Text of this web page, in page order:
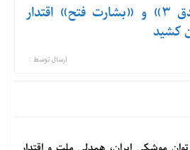
عملیات «وعده صادق ۳» و «بشارت فتح» اقتدار
کشید
ارسال توسط :